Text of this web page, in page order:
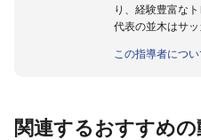
り、経験豊富な
代表の並木はサ
のほかU-23日本
世代のサッカー
この指導者につい
関連するおすすめの